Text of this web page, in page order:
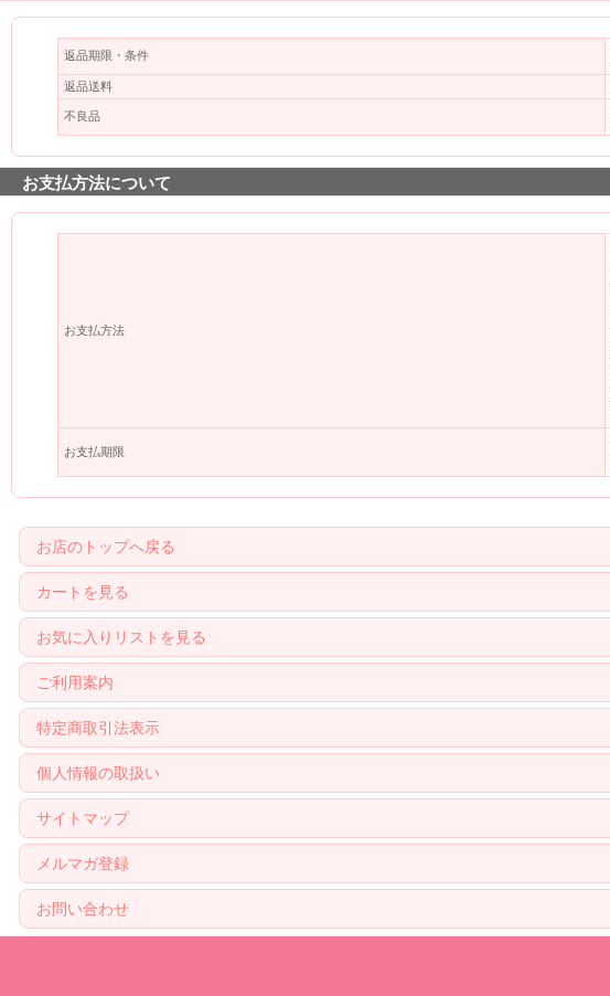
返品期限・条件
返品送料
不良品
お支払方法について
お支払方法
お支払期限
お店のトップへ戻る
カートを見る
お気に入りリストを見る
ご利用案内
特定商取引法表示
個人情報の取扱い
サイトマップ
メルマガ登録
お問い合わせ